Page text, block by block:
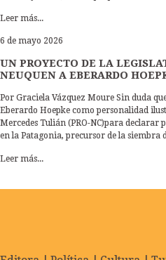
Leer más...
6 de mayo 2026
UN PROYECTO DE LA
NEUQUEN A EBERARDO
Por Graciela Vázquez Moure Sin duda
Eberardo Hoepke como personalidad
Mercedes Tulián (PRO-NC)para
en la Patagonia, precursor de la siembra
Leer más...